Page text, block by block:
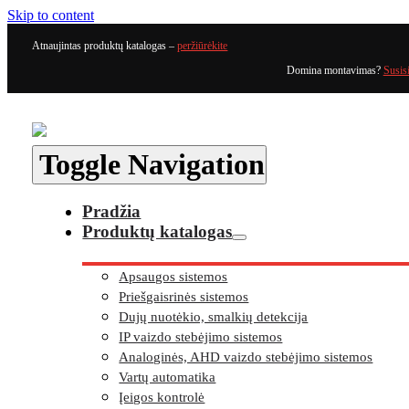
Skip to content
Atnaujintas produktų katalogas –peržiūrėkite
Domina montavimas?
Toggle Navigation
Pradžia
Produktų katalogas
Apsaugos sistemos
Priešgaisrinės sistemos
Dujų nuotėkio, smalkių detekcija
IP vaizdo stebėjimo sistemos
Analoginės, AHD vaizdo stebėjimo sistemos
Vartų automatika
Įeigos kontrolė